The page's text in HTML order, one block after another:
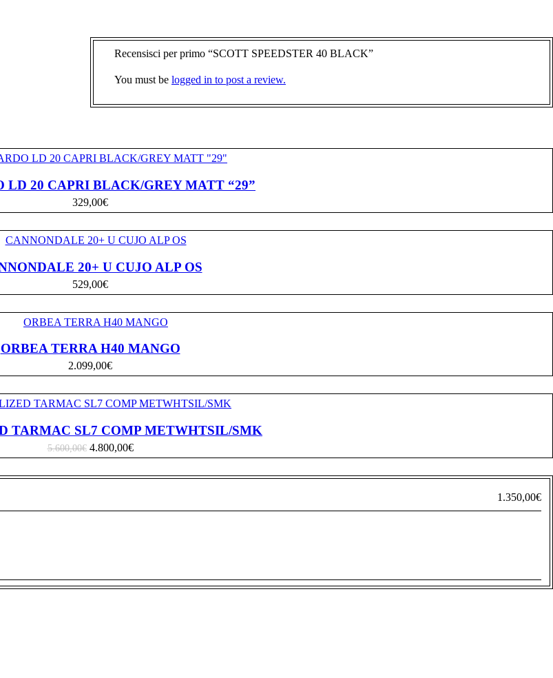
Recensisci per primo “SCOTT SPEEDSTER 40 BLACK”
You must be logged in to post a review.
LD 20 CAPRI BLACK/GREY MATT “29”
329,00€
20+ U CUJO ALP OS
529,00€
ORBEA TERRA H40 MANGO
2.099,00€
TARMAC SL7 COMP METWHTSIL/SMK
5.600,00€ 4.800,00€
1.350,00€